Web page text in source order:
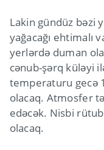
Lakin gündüz bəzi
yağacağı ehtimalı
yerlərdə duman
cənub-şərq küləyi
temperaturu gecə
olacaq. Atmosfer
edəcək. Nisbi
olacaq.